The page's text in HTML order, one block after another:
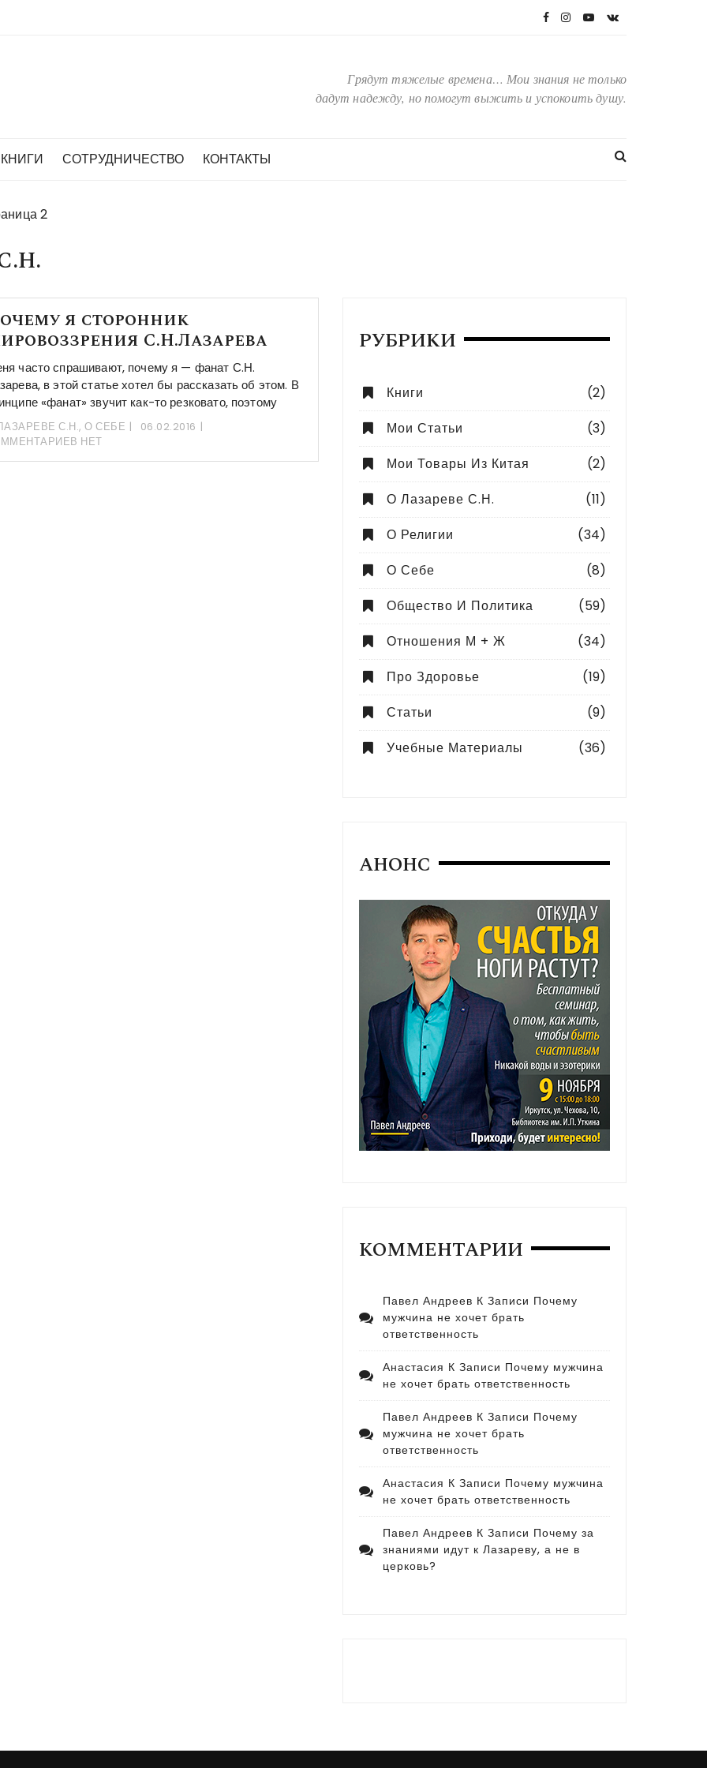
Грядут тяжелые времена… Мои знания не только
дадут надежду, но помогут выжить и успокоить душу.
КНИГИ СОТРУДНИЧЕСТВО КОНТАКТЫ
2
я сторонник
С.Н.Лазарева
часто спрашивают, почему я — фанат С.Н.
в этой статье хотел бы рассказать об этом. В
«фанат» звучит как-то резковато, поэтому
С.Н.,О СЕБЕ
06.02.2016
НЕТ
РУБРИКИ
Книги
(2)
Мои Статьи
(3)
Мои Товары Из Китая
(2)
О Лазареве С.Н.
(11)
О Религии
(34)
О Себе
(8)
Общество И Политика
(59)
Отношения М + Ж
(34)
Про Здоровье
(19)
Статьи
(9)
Учебные Материалы
(36)
АНОНС
КОММЕНТАРИИ
Павел Андреев К Записи Почему
мужчина не хочет брать
ответственность
Анастасия К Записи Почему мужчина
не хочет брать ответственность
Павел Андреев К Записи Почему
мужчина не хочет брать
ответственность
Анастасия К Записи Почему мужчина
не хочет брать ответственность
Павел Андреев К Записи Почему за
знаниями идут к Лазареву, а не в
церковь?